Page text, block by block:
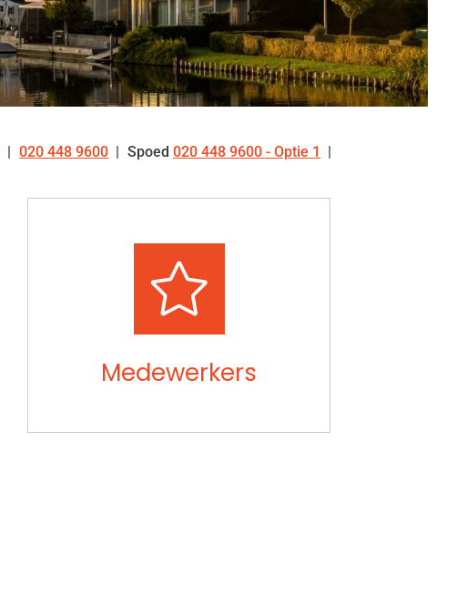
Tel:
020 448 9600 Spoed 020 448 9600 - Optie 1
Medewerkers